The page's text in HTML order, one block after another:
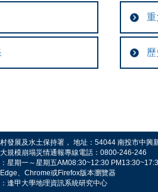
重
發展及水土保持署， 地址：54044 南投市中興
規模崩塌災情通報專線電話：0800-246-246
星期一～星期五AM08:30~12:30
、Chrome或Firefox版本瀏覽器
逢甲大學地理資訊系統研究中心